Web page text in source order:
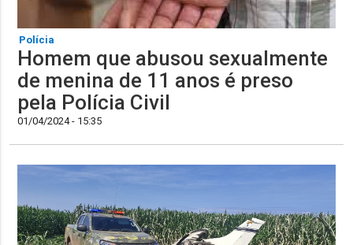
Polícia
Homem que abusou sexualmente
de menina de 11 anos é preso
pela Polícia Civil
01/04/2024 - 15:35